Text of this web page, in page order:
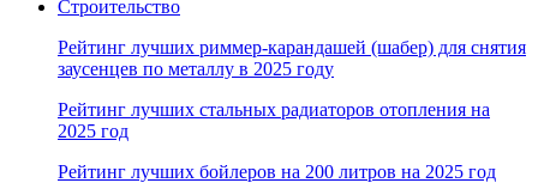
Строительство
Рейтинг лучших риммер-карандашей (шабер) для снятия
заусенцев по металлу в 2025 году
Рейтинг лучших стальных радиаторов отопления на
2025 год
Рейтинг лучших бойлеров на 200 литров на 2025 год